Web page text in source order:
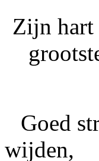
Zijn hart
Goed
wijden,